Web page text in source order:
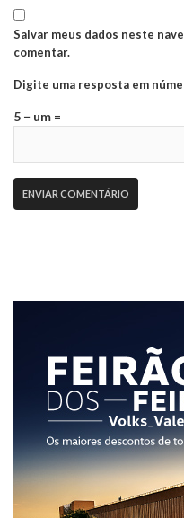
Salvar meus dados neste
comentar.
Digite uma resposta em
5 − um =